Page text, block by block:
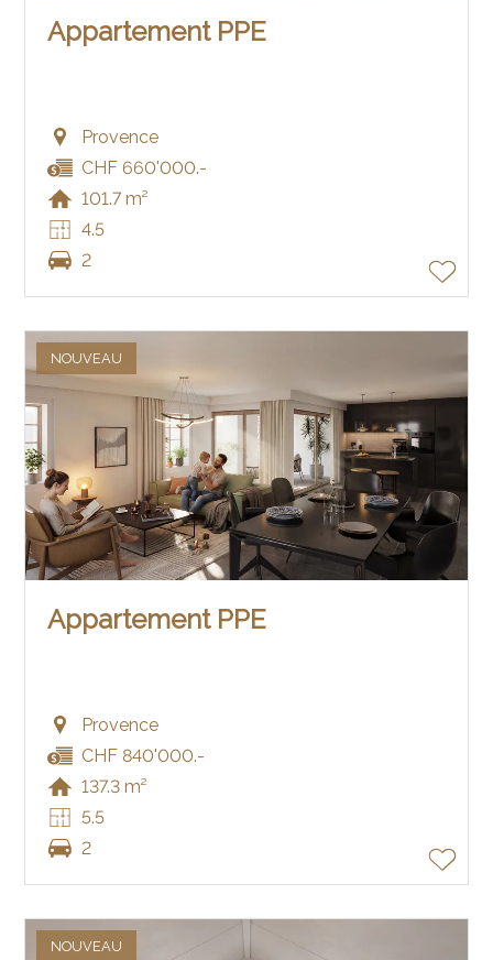
Appartement PPE
Provence
CHF 660'000.-
101.7 m²
4.5
2
NOUVEAU
Appartement PPE
Provence
CHF 840'000.-
137.3 m²
5.5
2
NOUVEAU